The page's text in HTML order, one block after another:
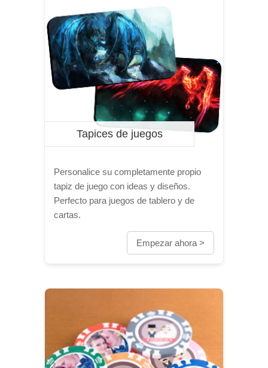
Tapices de juegos
Personalice su completamente propio
tapiz de juego con ideas y diseños.
Perfecto para juegos de tablero y de
cartas.
Empezar ahora >